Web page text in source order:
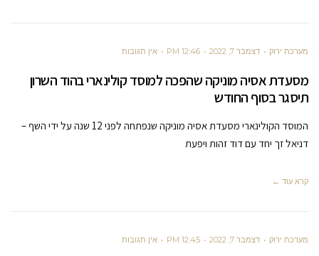
מערכת ירוק דצמבר 7, 2022 12:46 PM אין תגובות
מסעדת אסיה מוניקה שהפכה למוסד קולינארי בהוד השרון
תיסגר בסוף החודש
המוסד הקולינארי מסעדת אסיה מוניקה שנפתחה לפני 12 שנה על ידי השף –
דניאל זך יחד עם דוד זהות ויפעת
קרא עוד ←
מערכת ירוק דצמבר 7, 2022 12:45 PM אין תגובות